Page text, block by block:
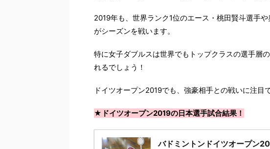
2019年も、世界ランク1位のエース・桃田賢斗選手
がシーズンを戦います。
特に女子ダブルスは世界でもトップクラスの選手層
れるでしょう！
ドイツオープン2019でも、強豪相手との戦いに注目
★ドイツオープン2019の日本選手試合結果！
バドミントンドイツオープン